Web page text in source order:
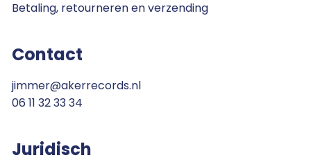
Betaling, retourneren en verzending
Contact
jimmer@akerrecords.nl
06 11 32 33 34
Juridisch